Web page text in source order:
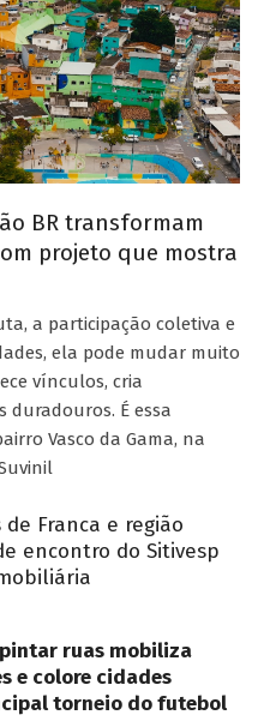
BR transformam
projeto que mostra
a participação coletiva e
ela pode mudar muito
vínculos, cria
duradouros. É essa
Vasco da Gama, na
de Franca e região
encontro do Sitivesp
ruas mobiliza
e colore cidades
torneio do futebol